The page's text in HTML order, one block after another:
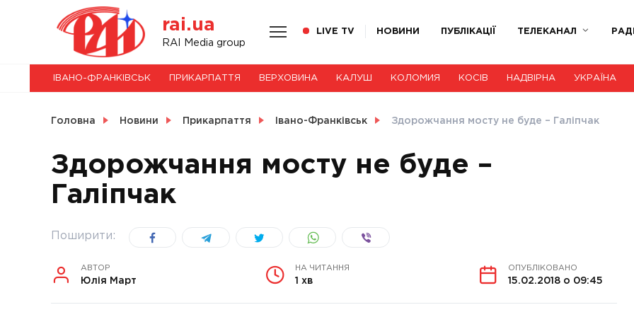
rai.ua
RAI Media group
LIVE TV НОВИНИ ПУБЛІКАЦІЇ ТЕЛЕКАНАЛ
НОВИНИ
СВІТ
УКРАЇНА
ІВАНО-ФРАНКІВСЬК ПРИКАРПАТТЯ ВЕРХОВИНА КАЛУШ КОЛОМИЯ КОСІВ НАДВІРНА УКРАЇНА
Головна Новини Прикарпаття Івано-Франківськ Здорожчання мосту не буде – Галіпчак
Здорожчання мосту не буде –
Галіпчак
Поширити:
АВТОР
Юлія Март
НА ЧИТАННЯ
1 хв
ОПУБЛІКОВАНО
15.02.2018 о 09:45